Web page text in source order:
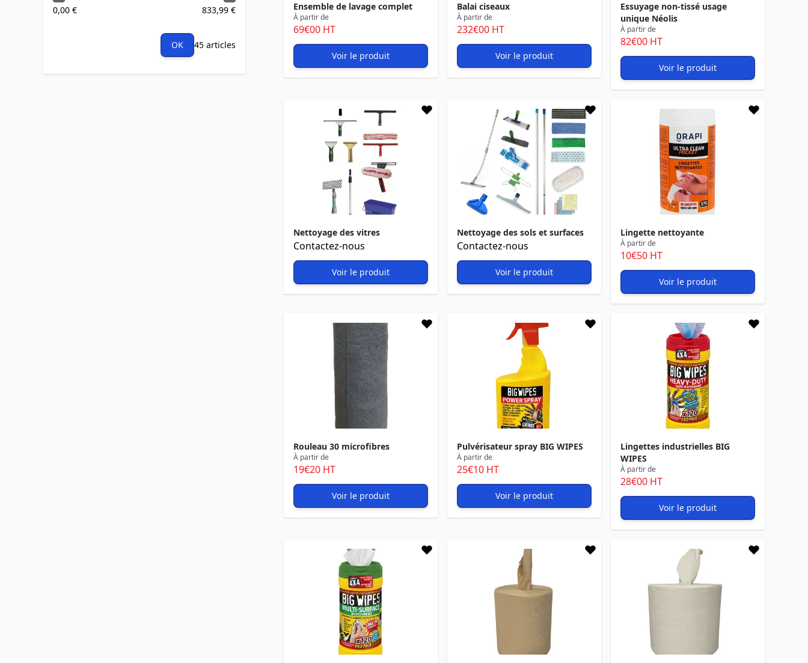
0,00 € 833,99 €
OK 45 articles
Ensemble de lavage complet
À partir de
69€00 HT
Voir le produit
Balai ciseaux
À partir de
232€00 HT
Voir le produit
Essuyage non-tissé usage
unique Néolis
À partir de
82€00 HT
Voir le produit
Nettoyage des vitres
Contactez-nous
Voir le produit
Nettoyage des sols et surfaces
Contactez-nous
Voir le produit
Lingette nettoyante
À partir de
10€50 HT
Voir le produit
Rouleau 30 microfibres
À partir de
19€20 HT
Voir le produit
Pulvérisateur spray BIG WIPES
À partir de
25€10 HT
Voir le produit
Lingettes industrielles BIG
WIPES
À partir de
28€00 HT
Voir le produit